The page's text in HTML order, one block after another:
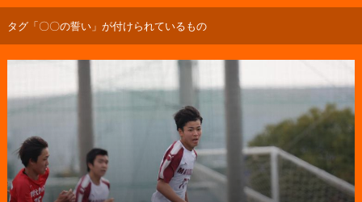
タグ「〇〇の誓い」が付けられているもの